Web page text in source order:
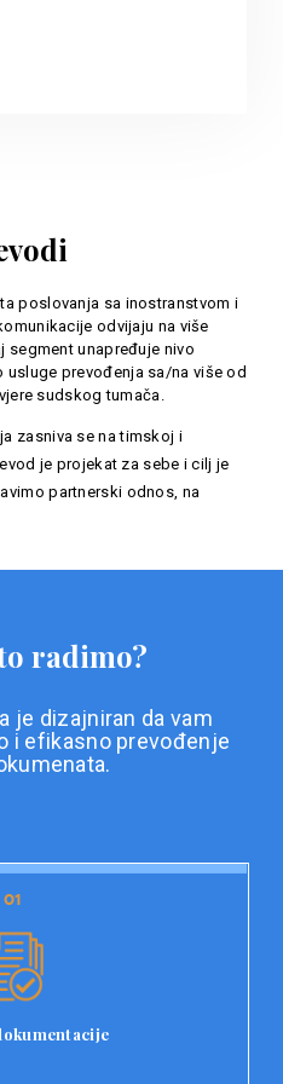
poslovanja sa inostranstvom i
odvijaju na više
segment unapređuje nivo
usluge prevođenja sa/na više od
sudskog tumača.
zasniva se na timskoj i
je projekat za sebe i cilj je
partnerski odnos, na
radimo?
je dizajniran da vam
i efikasno prevođenje
01
01
prevoda je priprema
učitavaju svoje
zahtjeve za prevod.